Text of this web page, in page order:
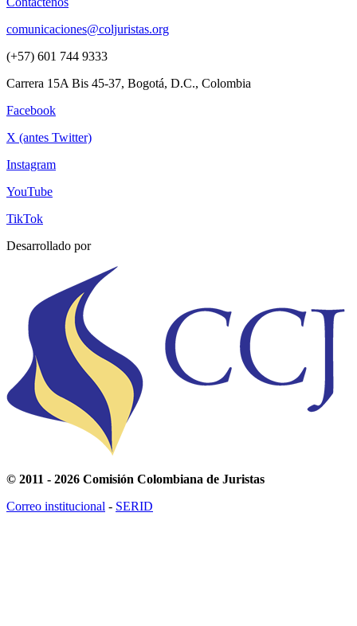
comunicaciones@coljuristas.org
(+57) 601 744 9333
Carrera 15A Bis 45-37, Bogotá, D.C., Colombia
Facebook
X (antes Twitter)
Instagram
YouTube
TikTok
Desarrollado por
© 2011 - 2026 Comisión Colombiana de Juristas
Correo institucional - SERID